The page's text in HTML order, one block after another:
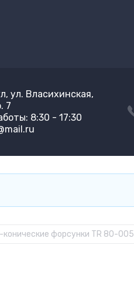
ул. Власихинская,
7
8:30 - 17:30
конические форсунки TR 80-005